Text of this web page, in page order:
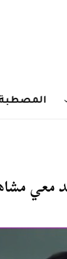
معي